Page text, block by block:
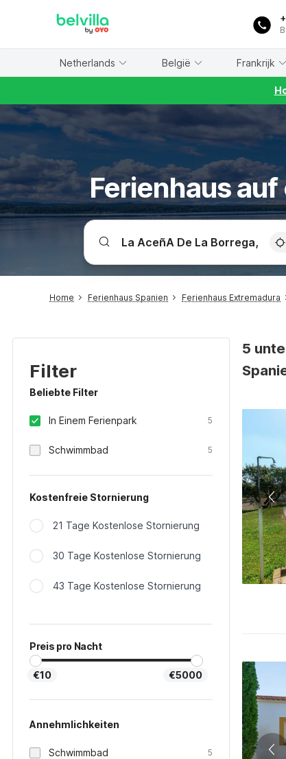
Netherlands België Frankrijk
Ferienhaus
Home Ferienhaus Spanien Ferienhaus Extremadura
Filter
Beliebte Filter
In Einem Ferienpark 5
Schwimmbad 5
Kostenfreie Stornierung
21 Tage Kostenlose Stornierung
30 Tage Kostenlose Stornierung
43 Tage Kostenlose Stornierung
Preis pro Nacht
€10 €5000
Annehmlichkeiten
Schwimmbad 5
5